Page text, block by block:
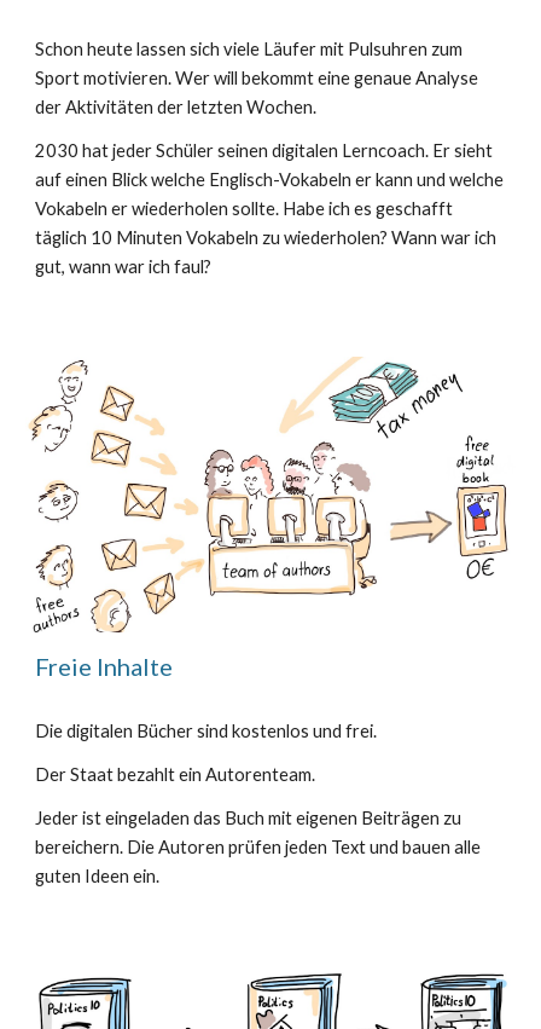
Schon heute lassen sich viele Läufer mit Pulsuhren zum
Sport motivieren. Wer will bekommt eine genaue Analyse
der Aktivitäten der letzten Wochen.
2030 hat jeder Schüler seinen digitalen Lerncoach. Er sieht
auf einen Blick welche Englisch-Vokabeln er kann und welche
Vokabeln er wiederholen sollte. Habe ich es geschafft
täglich 10 Minuten Vokabeln zu wiederholen? Wann war ich
gut, wann war ich faul?
Freie Inhalte
Die digitalen Bücher sind kostenlos und frei.
Der Staat bezahlt ein Autorenteam.
Jeder ist eingeladen das Buch mit eigenen Beiträgen zu
bereichern. Die Autoren prüfen jeden Text und bauen alle
guten Ideen ein.